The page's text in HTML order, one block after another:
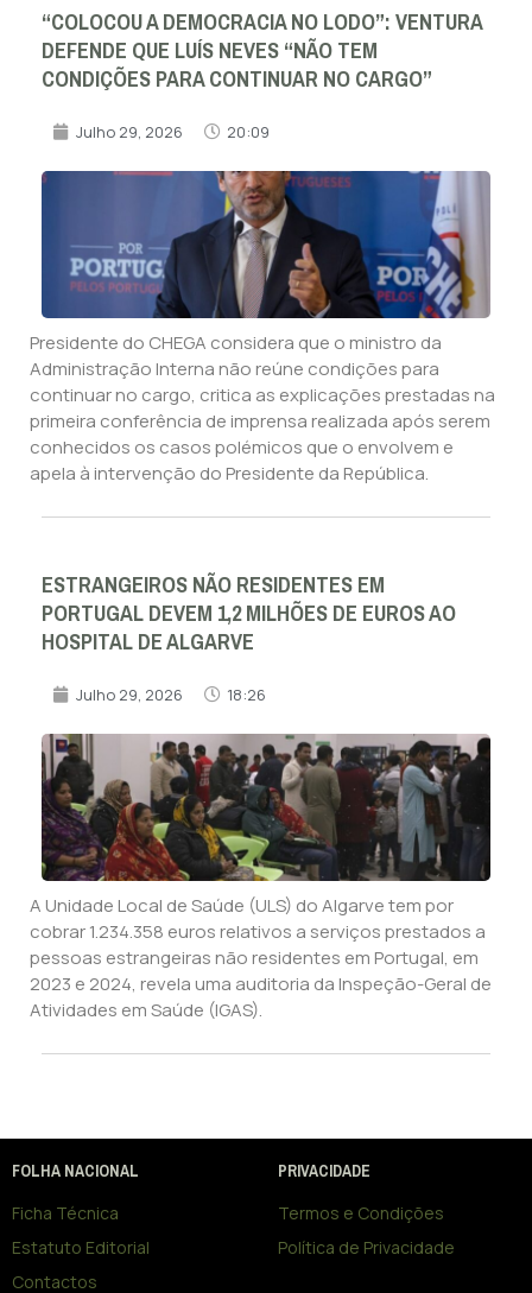
“COLOCOU A DEMOCRACIA NO LODO”: VENTURA
DEFENDE QUE LUÍS NEVES “NÃO TEM
CONDIÇÕES PARA CONTINUAR NO CARGO”
Julho 29, 2026 20:09
Presidente do CHEGA considera que o ministro da
Administração Interna não reúne condições para
continuar no cargo, critica as explicações prestadas na
primeira conferência de imprensa realizada após serem
conhecidos os casos polémicos que o envolvem e
apela à intervenção do Presidente da República.
ESTRANGEIROS NÃO RESIDENTES EM
PORTUGAL DEVEM 1,2 MILHÕES DE EUROS AO
HOSPITAL DE ALGARVE
Julho 29, 2026 18:26
A Unidade Local de Saúde (ULS) do Algarve tem por
cobrar 1.234.358 euros relativos a serviços prestados a
pessoas estrangeiras não residentes em Portugal, em
2023 e 2024, revela uma auditoria da Inspeção-Geral de
Atividades em Saúde (IGAS).
FOLHA NACIONAL
Ficha Técnica
Estatuto Editorial
Contactos
PRIVACIDADE
Termos e Condições
Política de Privacidade